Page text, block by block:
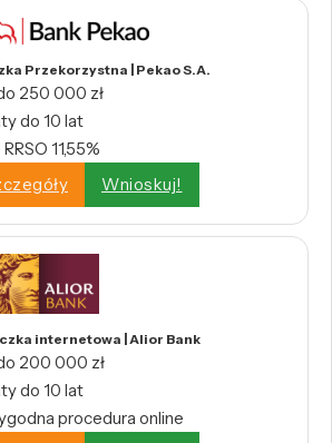
Przekorzystna | Pekao S.A.
250 000 zł
do 10 lat
11,55%
Wnioskuj!
internetowa | Alior Bank
200 000 zł
do 10 lat
procedura online